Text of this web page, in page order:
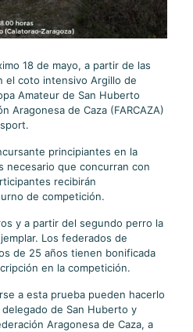
18 de mayo, a partir de las
el coto intensivo Argillo de
Amateur de San Huberto
Aragonesa de Caza (FARCAZA)
principiantes en la
necesario que concurran con
recibirán
de competición.
y a partir del segundo perro la
Los federados de
de 25 años tienen bonificada
en la competición.
a esta prueba pueden hacerlo
de San Huberto y
Aragonesa de Caza, a